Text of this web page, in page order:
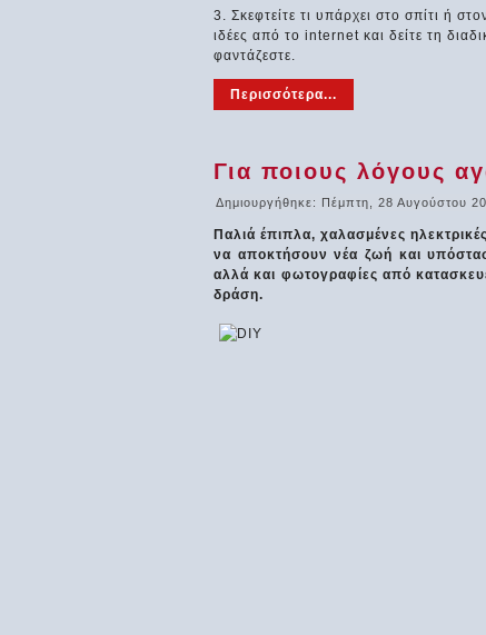
3. Σκεφτείτε τι υπάρχει στο σπίτι ή
ιδέες από το internet και δείτε τη
φαντάζεστε.
Περισσότερα...
Για ποιους λόγους
Δημιουργήθηκε: Πέμπτη, 28 Αυγούστου
Παλιά έπιπλα, χαλασμένες
να αποκτήσουν νέα ζωή και
αλλά και φωτογραφίες από
δράση.